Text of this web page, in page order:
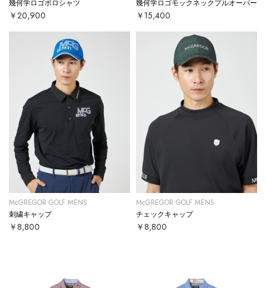
幾何学ロゴポロシャツ
￥20,900
幾何学ロゴモックネックプルオーバー
￥15,400
McGREGOR GOLF MENS
刺繍キャップ
￥8,800
McGREGOR GOLF MENS
チェックキャップ
￥8,800